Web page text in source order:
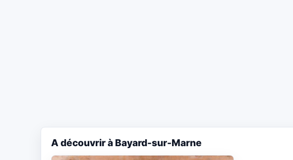
A découvrir à Bayard-sur-Marne